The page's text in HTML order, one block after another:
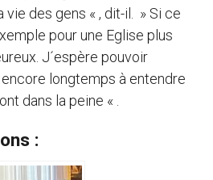
des gens « , dit-il. » Si ce
pour une Eglise plus
J´espère pouvoir
longtemps à entendre
dans la peine « .
: